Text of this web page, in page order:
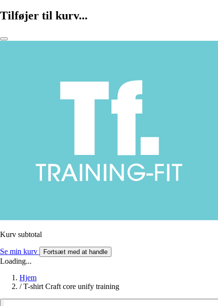
Tilføjer til kurv...
Kurv subtotal
Se min kurv Fortsæt med at handle
Loading...
Hjem
/ T-shirt Craft core unify training